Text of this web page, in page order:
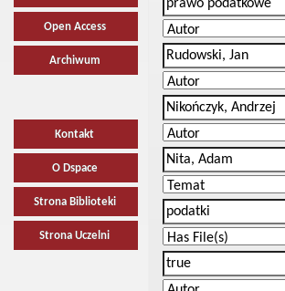
Open Access
Archiwum
Kontakt
O Dspace
Strona Biblioteki
Strona Uczelni